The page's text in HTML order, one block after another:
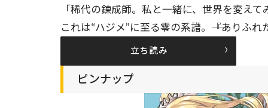
「稀代の錬成師。私と一緒に、世界を変えて
これは“ハジメ”に至る零の系譜。――『ありふ
立ち読み
ピンナップ